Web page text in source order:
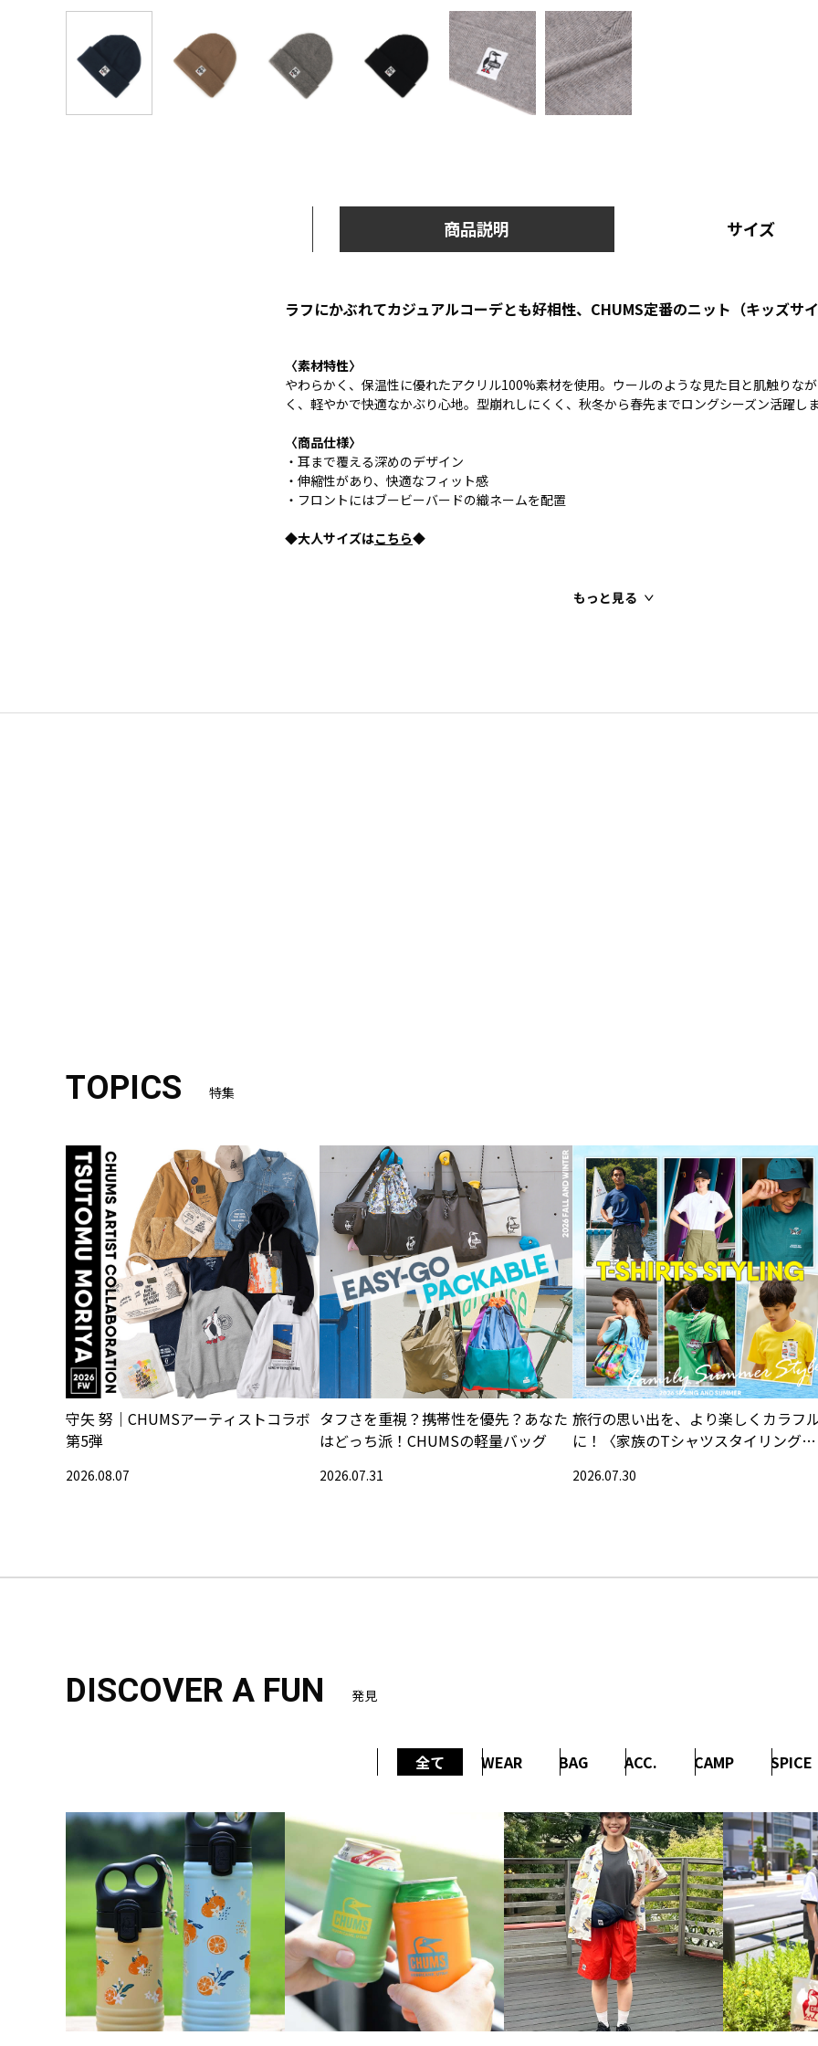
商品説明 サイズ
ラフにかぶれてカジュアルコーデとも好相性、CHUMS定番のニット（キッズサ
〈素材特性〉
やわらかく、保温性に優れたアクリル100%素材を使用。ウールのような見た目と肌触りな
く、軽やかで快適なかぶり心地。型崩れしにくく、秋冬から春先までロングシーズン活躍し
〈商品仕様〉
・耳まで覆える深めのデザイン
・伸縮性があり、快適なフィット感
・フロントにはブービーバードの織ネームを配置
◆大人サイズはこちら◆
もっと見る
TOPICS 特集
守矢 努｜CHUMSアーティストコラボ
第5弾
2026.08.07
タフさを重視？携帯性を優先？あなた
はどっち派！CHUMSの軽量バッグ
2026.07.31
旅行の思い出を、より楽しくカラフ
に！〈家族のTシャツスタイリング特
2026.07.30
DISCOVER A FUN 発見
全て WEAR BAG ACC. CAMP SPICE